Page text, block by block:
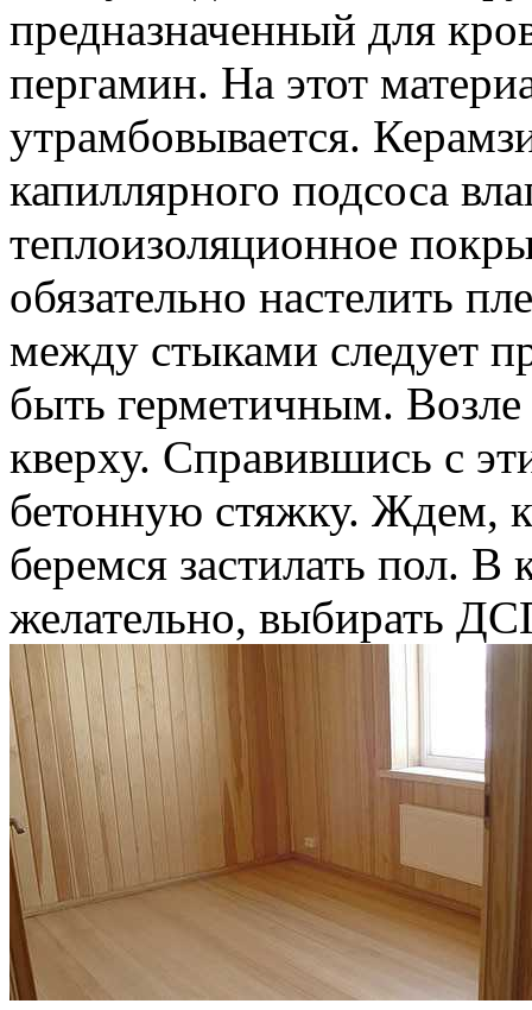
предназначенный для
пергамин. На этот
утрамбовывается.
капиллярного подсоса
теплоизоляционное
обязательно настелить
между стыками следует
быть герметичным. Возле
кверху. Справившись с
бетонную стяжку. Ждем,
беремся застилать пол. В
желательно, выбирать